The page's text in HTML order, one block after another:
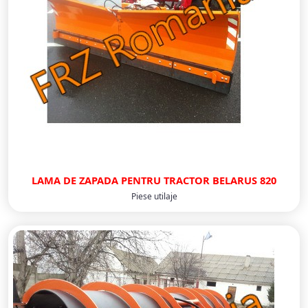
LAMA DE ZAPADA PENTRU TRACTOR BELARUS 820
Piese utilaje